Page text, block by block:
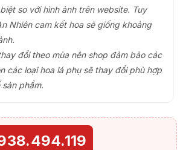
so với hình ảnh trên website. Tuy
Nhiên cam kết hoa sẽ giống khoảng
đổi theo mùa nên shop đảm bảo các
các loại hoa lá phụ sẽ thay đổi phù hợp
phẩm.